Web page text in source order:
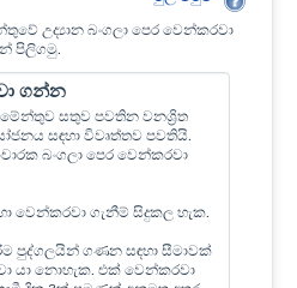
උද්‍යාන බංගලා පෙර වෙන්කරවා
පිලිගමු.
ගන්න
සතුව පවතින වනශ්‍රිත
සඳහා විවෘත්තව පවතියි.
බංගලා පෙර වෙන්කරවා
වෙන්කරවා ගැනීම් සිදුකල හැක.
පුද්ගලයින් ගණන සඳහා සීමාවක්
යා නොහැක. එක් වෙන්කරවා